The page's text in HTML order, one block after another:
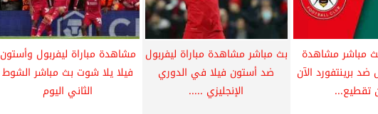
مباشر مشاهدة
ضد برينتفورد الآن
تقطيع...
بث مباشر مشاهدة مباراة ليفربول
ضد أستون فيلا في الدوري
الإنجليزي .....
مشاهدة مباراة ليفربول وأستون
فيلا يلا شوت بث مباشر الشوط
الثاني اليوم